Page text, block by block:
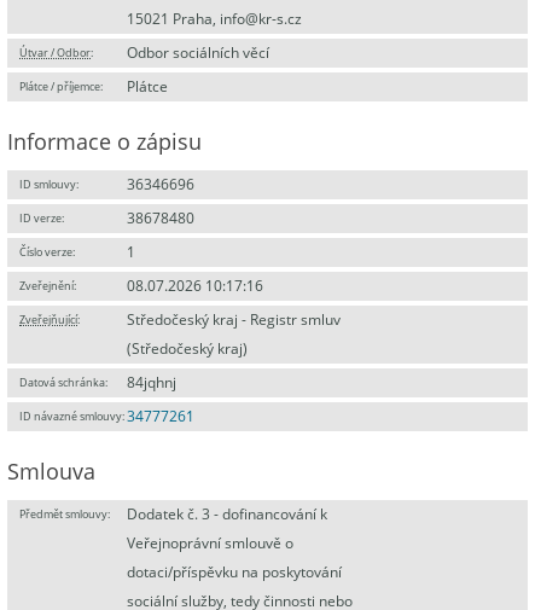
15021 Praha, info@kr-s.cz
Útvar / Odbor: Odbor sociálních věcí
Plátce / příjemce: Plátce
Informace o zápisu
ID smlouvy: 36346696
ID verze: 38678480
Číslo verze: 1
Zveřejnění: 08.07.2026 10:17:16
Zveřejňující:
Středočeský kraj - Registr smluv
(Středočeský kraj)
Datová schránka: 84jqhnj
ID návazné smlouvy:34777261
Smlouva
Předmět smlouvy:
Dodatek č. 3 - dofinancování k
Veřejnoprávní smlouvě o
dotaci/příspěvku na poskytování
sociální služby, tedy činnosti nebo